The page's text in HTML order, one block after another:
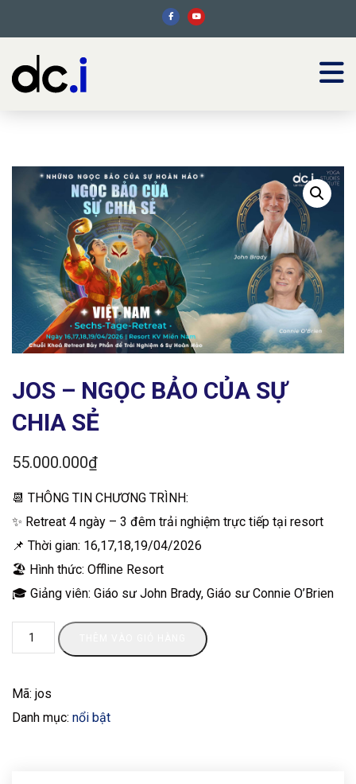
JOS – NGỌC BẢO CỦA SỰ
CHIA SẺ
55.000.000₫
📆 THÔNG TIN CHƯƠNG TRÌNH:
✨ Retreat 4 ngày – 3 đêm trải nghiệm trực tiếp tại resort
📌 Thời gian: 16,17,18,19/04/2026
🏖 Hình thức: Offline Resort
🎓 Giảng viên: Giáo sư John Brady, Giáo sư Connie O’Brien
Mã: jos
Danh mục: nổi bật